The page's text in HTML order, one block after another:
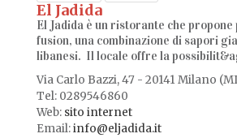
El Jadida
El Jadida è un ristorante che
fusion, una combinazione di sapori
libanesi. Il locale offre la
Via Carlo Bazzi, 47 - 20141 Milano
Tel: 0289546860
Web: sito internet
Email:info@eljadida.it